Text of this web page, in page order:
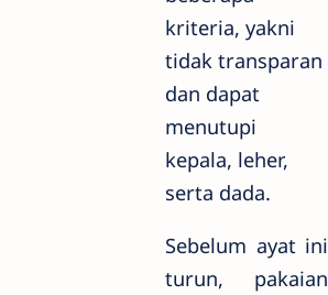
kriteria, yakni
tidak transparan
dan dapat
menutupi
kepala, leher,
serta dada.
Sebelum ayat ini
turun, pakaian